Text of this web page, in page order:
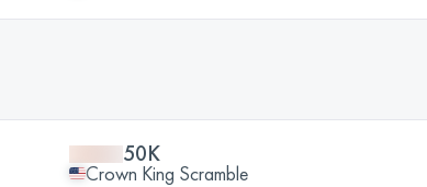
50K
Crown King Scramble